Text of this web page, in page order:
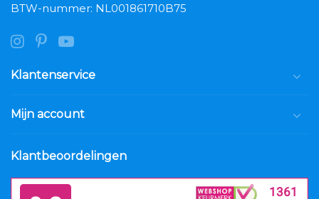
BTW-nummer: NL001861710B75
Klantenservice
Mijn account
Klantbeoordelingen